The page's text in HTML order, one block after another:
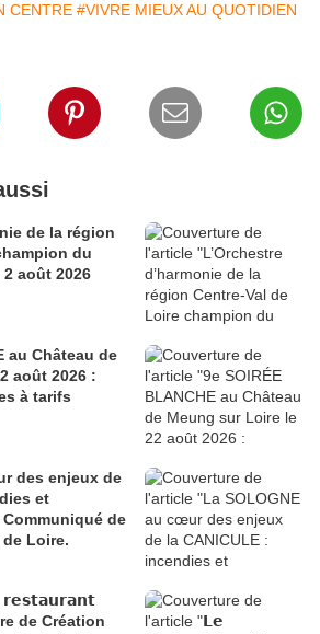
CENTRE #VIVRE MIEUX AU QUOTIDIEN
de la région
du
août 2026
au Château de
août 2026 :
à tarifs
des enjeux de
et
de
de Loire.
de Création